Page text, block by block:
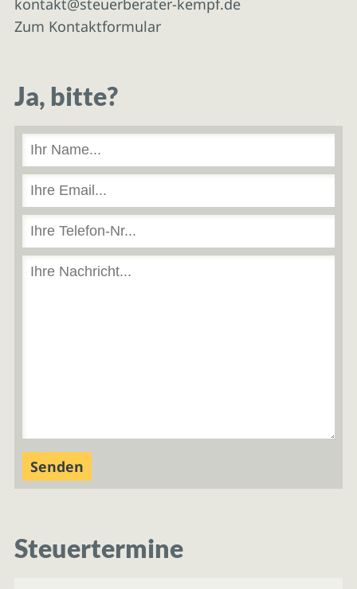
kontakt@steuerberater-kempf.de
Zum Kontaktformular
Ja, bitte?
Steuertermine